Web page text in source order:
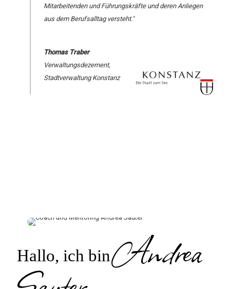
Mitarbeitenden und Führungskräfte und deren Anliegen
aus dem Berufsalltag versteht."
Thomas Traber
Verwaltungsdezernent,
Stadtverwaltung Konstanz
Hallo, ich binAndrea